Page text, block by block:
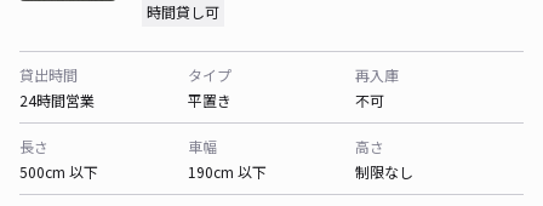
時間貸し可
貸出時間
24時間営業
タイプ
平置き
再入庫
不可
長さ
500cm 以下
車幅
190cm 以下
高さ
制限なし